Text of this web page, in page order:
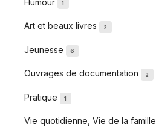
Humour 1
Art et beaux livres 2
Jeunesse 6
Ouvrages de documentation 2
Pratique 1
Vie quotidienne, Vie de la famille